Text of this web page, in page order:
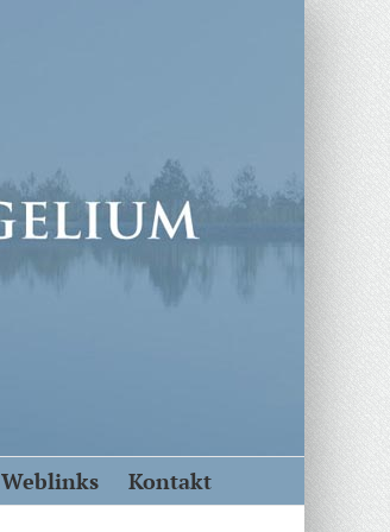
Weblinks Kontakt